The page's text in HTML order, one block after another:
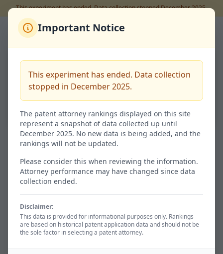
Important Notice
This experiment has ended. Data collection
stopped in December 2025.
The patent attorney rankings displayed on this site
represent a snapshot of data collected up until
December 2025. No new data is being added, and the
rankings will not be updated.
Please consider this when reviewing the information.
Attorney performance may have changed since data
collection ended.
Disclaimer:
This data is provided for informational purposes only. Rankings
are based on historical patent application data and should not be
the sole factor in selecting a patent attorney.
This experiment has ended. Data collection stopped December 2025.
Back to Rankings
山口 裕孝
Code: 100160923
64.5%
Granted / 特許査定
20
64.5% of total
11
Avg. Time / 平均期間
1096d
~3.0 yrs
31
Applications